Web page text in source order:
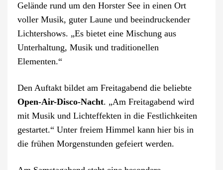
Gelände rund um den Horster See in einen Ort
voller Musik, guter Laune und beeindruckender
Lichtershows. „Es bietet eine Mischung aus
Unterhaltung, Musik und traditionellen
Elementen.“
Den Auftakt bildet am Freitagabend die beliebte
Open-Air-Disco-Nacht. „Am Freitagabend wird
mit Musik und Lichteffekten in die Festlichkeiten
gestartet.“ Unter freiem Himmel kann hier bis in
die frühen Morgenstunden gefeiert werden.